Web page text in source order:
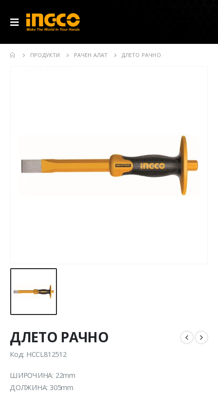
ПРОДУКТИ РАЧЕН АЛАТ ДЛЕТО РАЧНО
ДЛЕТО РАЧНО
Код: HCCL812512
ШИРОЧИНА: 22mm
ДОЛЖИНА: 305mm